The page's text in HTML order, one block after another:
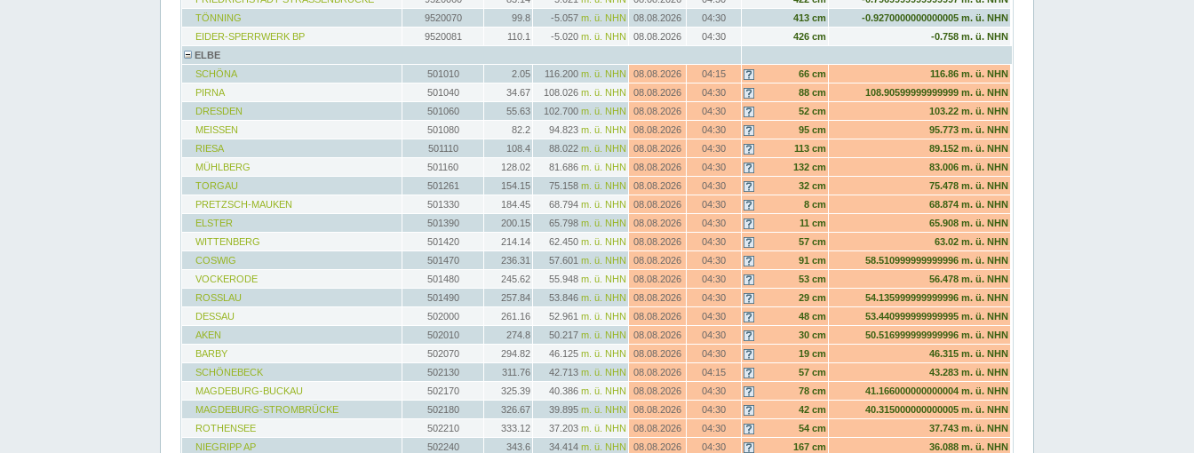
TÖNNING
9520070 99.8 -5.057 m. ü. NHN 08.08.2026 04:30 413 cm
-0.9270000000000005 m. ü. NHN
EIDER-SPERRWERK BP
9520081 110.1 -5.020 m. ü. NHN 08.08.2026 04:30 426 cm
-0.758 m. ü. NHN
ELBE
SCHÖNA
501010 2.05 116.200 m. ü. NHN 08.08.2026 04:15 66 cm
116.86 m. ü. NHN
PIRNA
501040 34.67 108.026 m. ü. NHN 08.08.2026 04:30 88 cm
108.90599999999999 m. ü. NHN
DRESDEN
501060 55.63 102.700 m. ü. NHN 08.08.2026 04:30 52 cm
103.22 m. ü. NHN
MEISSEN
501080 82.2 94.823 m. ü. NHN 08.08.2026 04:30 95 cm
95.773 m. ü. NHN
RIESA
501110 108.4 88.022 m. ü. NHN 08.08.2026 04:30 113 cm
89.152 m. ü. NHN
MÜHLBERG
501160 128.02 81.686 m. ü. NHN 08.08.2026 04:30 132 cm
83.006 m. ü. NHN
TORGAU
501261 154.15 75.158 m. ü. NHN 08.08.2026 04:30 32 cm
75.478 m. ü. NHN
PRETZSCH-MAUKEN
501330 184.45 68.794 m. ü. NHN 08.08.2026 04:30 8 cm
68.874 m. ü. NHN
ELSTER
501390 200.15 65.798 m. ü. NHN 08.08.2026 04:30 11 cm
65.908 m. ü. NHN
WITTENBERG
501420 214.14 62.450 m. ü. NHN 08.08.2026 04:30 57 cm
63.02 m. ü. NHN
COSWIG
501470 236.31 57.601 m. ü. NHN 08.08.2026 04:30 91 cm
58.510999999999996 m. ü. NHN
VOCKERODE
501480 245.62 55.948 m. ü. NHN 08.08.2026 04:30 53 cm
56.478 m. ü. NHN
ROSSLAU
501490 257.84 53.846 m. ü. NHN 08.08.2026 04:30 29 cm
54.135999999999996 m. ü. NHN
DESSAU
502000 261.16 52.961 m. ü. NHN 08.08.2026 04:30 48 cm
53.440999999999995 m. ü. NHN
AKEN
502010 274.8 50.217 m. ü. NHN 08.08.2026 04:30 30 cm
50.516999999999996 m. ü. NHN
BARBY
502070 294.82 46.125 m. ü. NHN 08.08.2026 04:30 19 cm
46.315 m. ü. NHN
SCHÖNEBECK
502130 311.76 42.713 m. ü. NHN 08.08.2026 04:15 57 cm
43.283 m. ü. NHN
MAGDEBURG-BUCKAU
502170 325.39 40.386 m. ü. NHN 08.08.2026 04:30 78 cm
41.166000000000004 m. ü. NHN
MAGDEBURG-STROMBRÜCKE
502180 326.67 39.895 m. ü. NHN 08.08.2026 04:30 42 cm
40.315000000000005 m. ü. NHN
ROTHENSEE
502210 333.12 37.203 m. ü. NHN 08.08.2026 04:30 54 cm
37.743 m. ü. NHN
NIEGRIPP AP
502240 343.6 34.414 m. ü. NHN 08.08.2026 04:30 167 cm
36.088 m. ü. NHN